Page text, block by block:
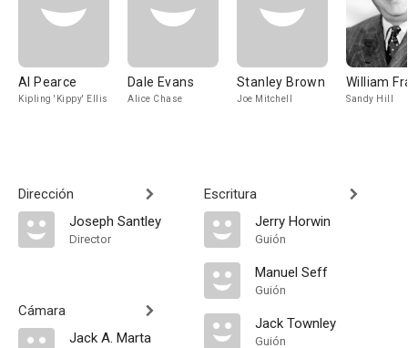
Al Pearce
Kipling 'Kippy' Ellis
Dale Evans
Alice Chase
Stanley Brown
Joe Mitchell
William
Sandy Hill
Dirección
Joseph Santley
Director
Cámara
Jack A. Marta
Escritura
Jerry Horwin
Guión
Manuel Seff
Guión
Jack Townley
Guión